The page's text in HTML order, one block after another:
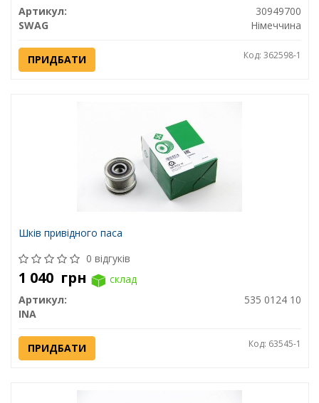
Артикул:
30949700
SWAG
Німеччина
ПРИДБАТИ Код: 362598-1
Шків привідного паса
0 відгуків
1 040 грн
склад
Артикул:
535 0124 10
INA
ПРИДБАТИ Код: 63545-1